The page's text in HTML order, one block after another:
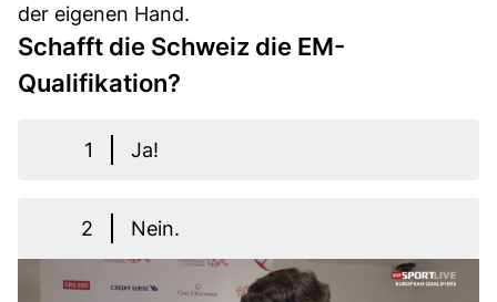
der eigenen Hand.
Schafft die Schweiz die EM-
Qualifikation?
1 Ja!
2 Nein.